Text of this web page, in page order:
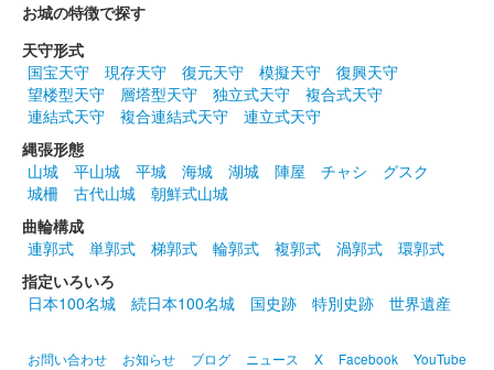
2024年12月21、22日に開催されたお城EXPO2024の姫路市のブ
ースにて販売された御城印。
姫路城 御城印 世界遺産登録三十周年記念 杉原紙版
販売終了
2024年12月21、22日に開催されたお城EXPO2024の
「Prijewe∞（プリ･ジュエ）」ブースにて販売された御城印。お
城EXPO in 姫路版のものから左下の角印が「世界遺産」と変更さ
姫路城 御城印 オシロボット 姫路城 デフォルメ版
お城の特徴で探す
天守形式
国宝天守
現存天守 復元天守 模擬天守
復興天守
望楼型天守
層塔型天守 独立式天守
複合式天守
連結式天守
複合連結式天守
連立式天守
縄張形態
山城
平山城 平城 海城 湖城 陣屋 チャシ
グスク
城柵
古代山城
朝鮮式山城
曲輪構成
連郭式
単郭式 梯郭式 輪郭式 複郭式 渦郭式
環郭式
指定いろいろ
日本100名城
続日本100名城 国史跡 特別史跡 世界遺産
お問い合わせ お知らせ ブログ ニュース X Facebook
YouTube